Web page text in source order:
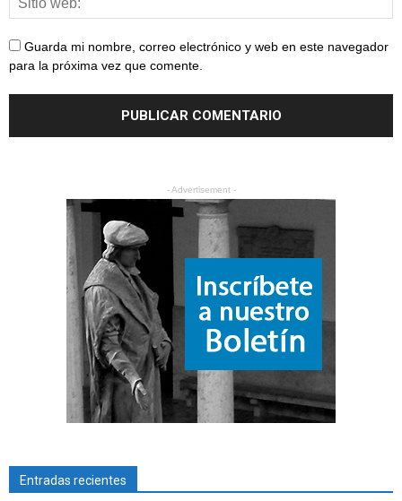
Guarda mi nombre, correo electrónico y web en este navegador
para la próxima vez que comente.
- Advertisement -
Entradas recientes